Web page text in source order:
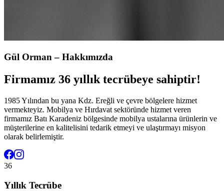
Gül Orman – Hakkımızda
Firmamız 36 yıllık tecrübeye sahiptir!
1985 Yılından bu yana Kdz. Ereğli ve çevre bölgelere hizmet
vermekteyiz. Mobilya ve Hırdavat sektöründe hizmet veren
firmamız Batı Karadeniz bölgesinde mobilya ustalarına ürünlerin ve
müşterilerine en kalitelisini tedarik etmeyi ve ulaştırmayı misyon
olarak belirlemiştir.
36
Yıllık Tecrübe